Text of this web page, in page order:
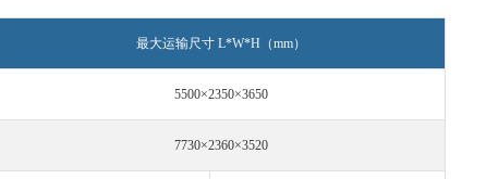
最大运输尺寸 L*W*H（mm）
5500×2350×3650
7730×2360×3520